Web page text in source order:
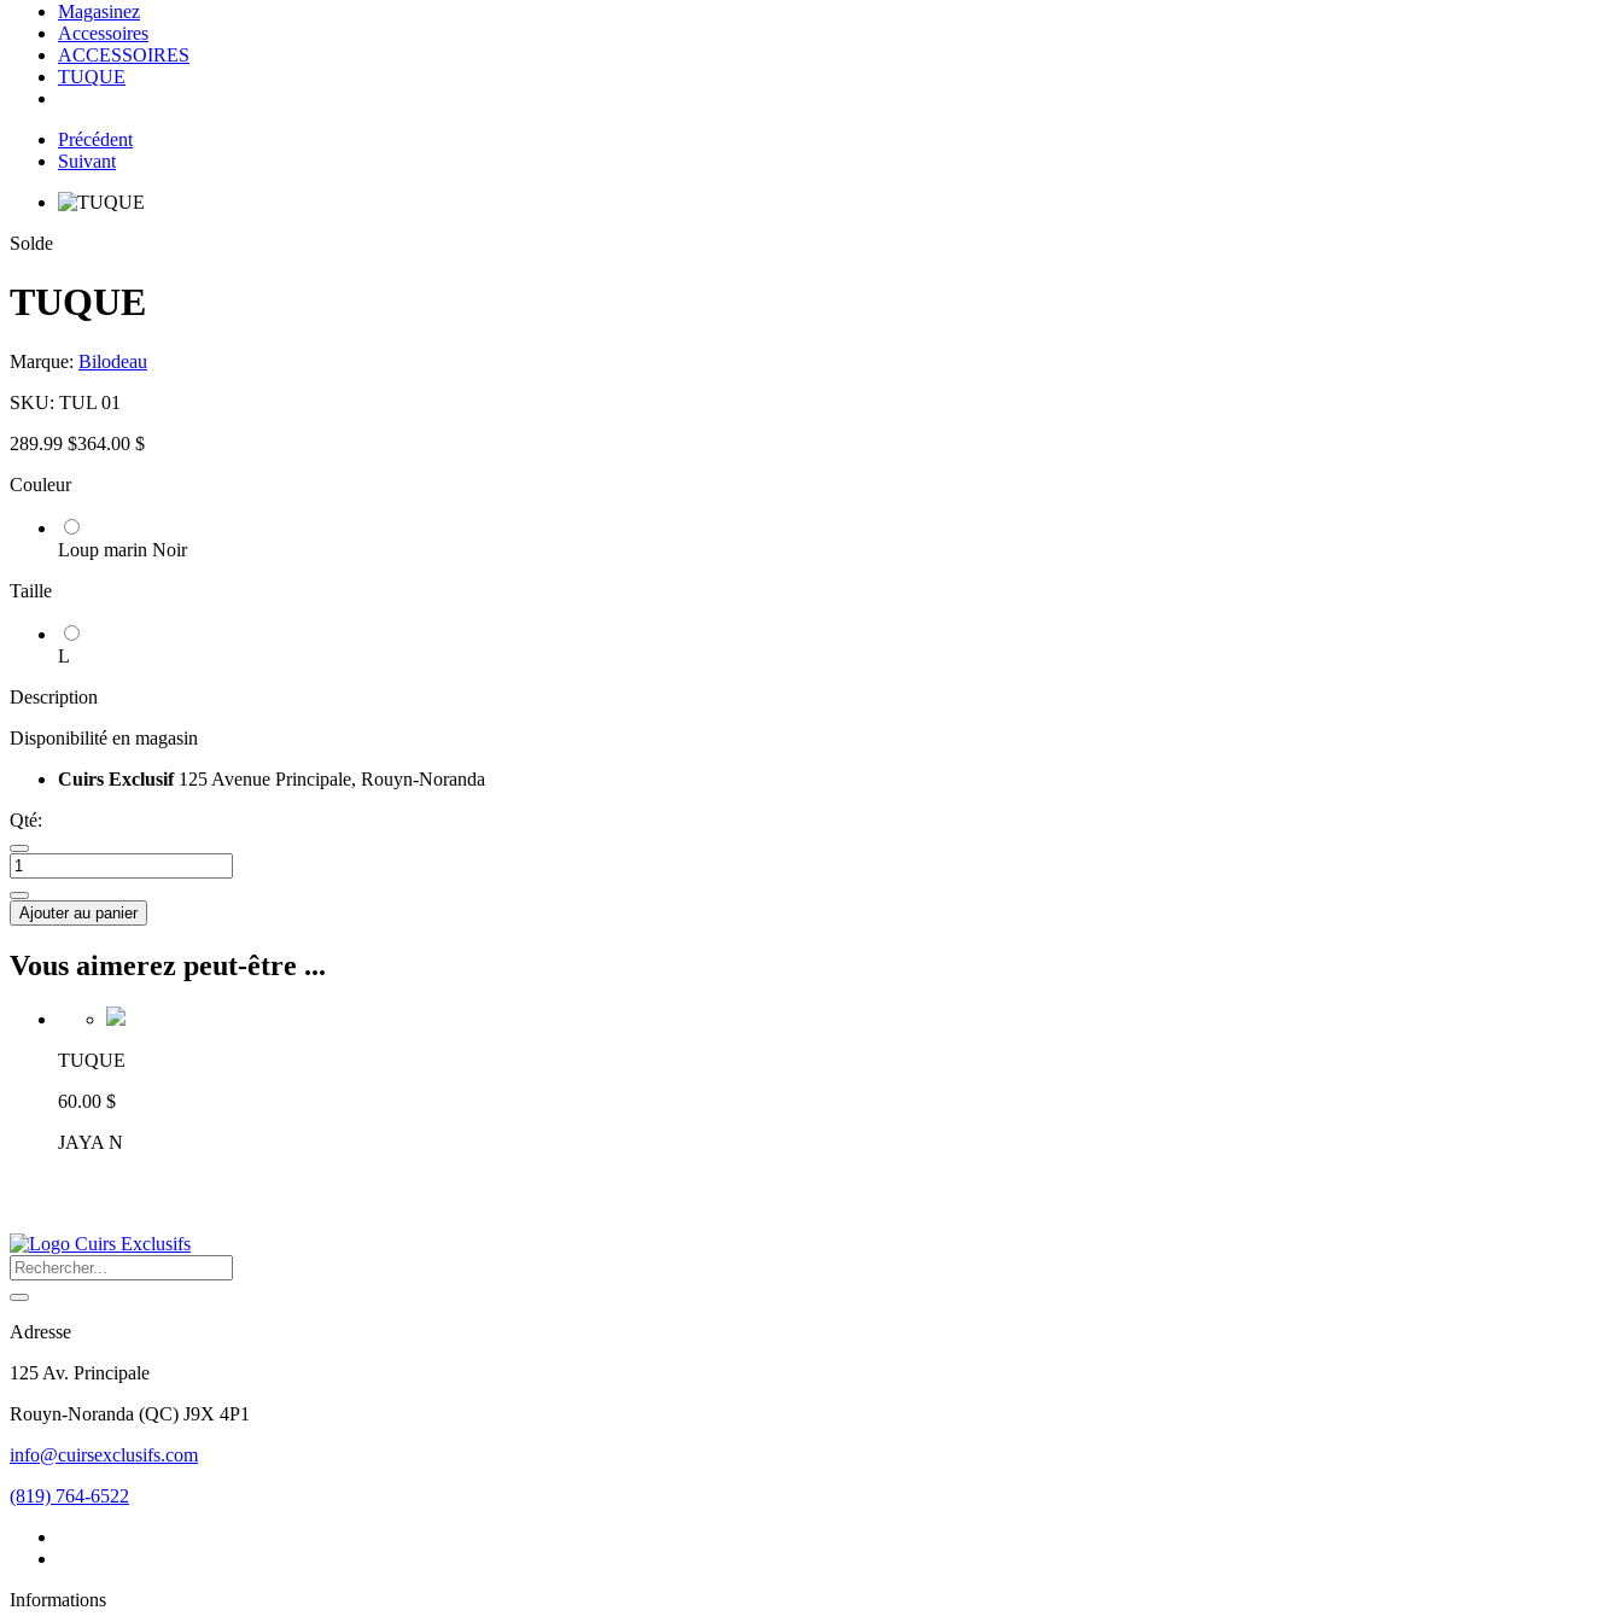
Magasinez
Accessoires
ACCESSOIRES
TUQUE
Précédent
Suivant
Solde
TUQUE
Marque: Bilodeau
SKU: TUL 01
289.99 $364.00 $
Couleur
Loup marin Noir
Taille
L
Description
Disponibilité en magasin
Cuirs Exclusif 125 Avenue Principale, Rouyn-Noranda
Qté:
Ajouter au panier
Vous aimerez peut-être ...
TUQUE
60.00 $
JAYA N
Adresse
125 Av. Principale
Rouyn-Noranda (QC) J9X 4P1
info@cuirsexclusifs.com
(819) 764-6522
Informations